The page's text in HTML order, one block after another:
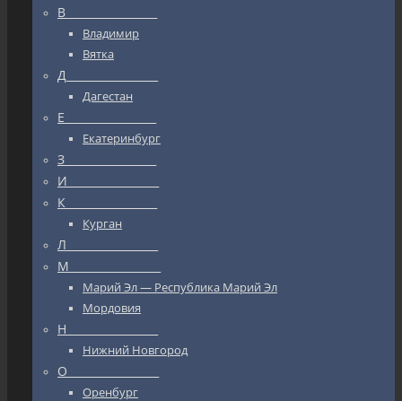
В_________________
Владимир
Вятка
Д_________________
Дагестан
Е_________________
Екатеринбург
З_________________
И_________________
К_________________
Курган
Л_________________
М_________________
Марий Эл — Республика Марий Эл
Мордовия
Н_________________
Нижний Новгород
О_________________
Оренбург